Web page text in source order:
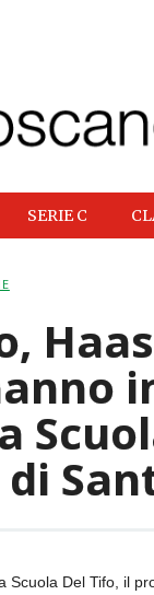
SERIE C
Scuola Del Tifo, il